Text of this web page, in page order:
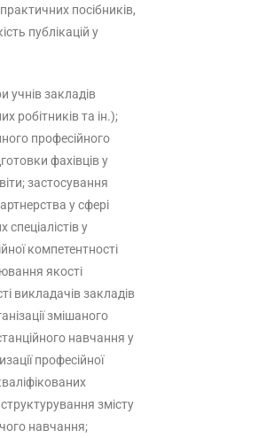
посібників,
публікацій у
учнів закладів
робітників та ін.);
професійного
фахівців у
застосування
у сфері
у
компетентності
якості
викладачів закладів
змішаного
навчання у
професійної
змісту
навчання;